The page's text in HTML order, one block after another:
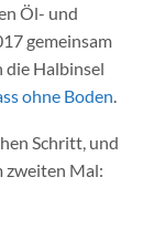
Öl- und
gemeinsam
die Halbinsel
ohne Boden
Schritt, und
zweiten Mal: